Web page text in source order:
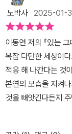
로는 유머도 필요하
필요하다. 침묵은 자
우주적 섭리를 기다
리해 관조하는 행위
없이 만드는 것이다.
약할 때는 순수한 마
것만으로도 충분히
도 감사하라. 그 약점
수 있다. 칭찬 받을
이 있기에 스스로 행
노박사 2025-01-
이동연 저의 『있는
복잡 다단한 세상이
적응 해 나간다는 것
본연의 모습을 지켜
것을 빼앗긴다든지
것이 자기만의 튼튼